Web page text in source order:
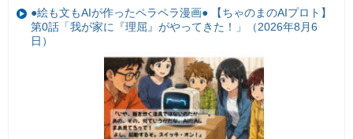
●絵も文もAIが作ったペラペラ漫画● 【ちゃのまのAIプロト】
第0話「我が家に『理屈』がやってきた！」（2026年8月6
日）